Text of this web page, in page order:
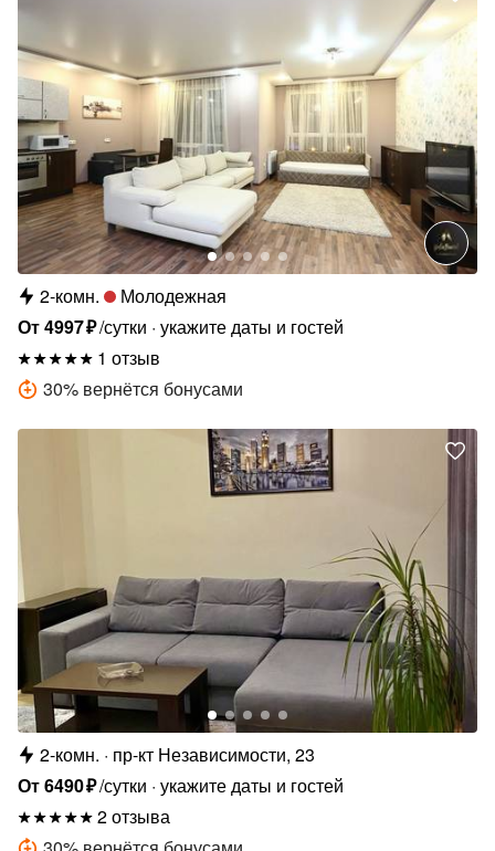
2-комн.
Молодежная
От4997₽/сутки укажите даты и гостей
1 отзыв
30% вернётся бонусами
2-комн.
пр-кт Независимости, 23
От6490₽/сутки укажите даты и гостей
2 отзыва